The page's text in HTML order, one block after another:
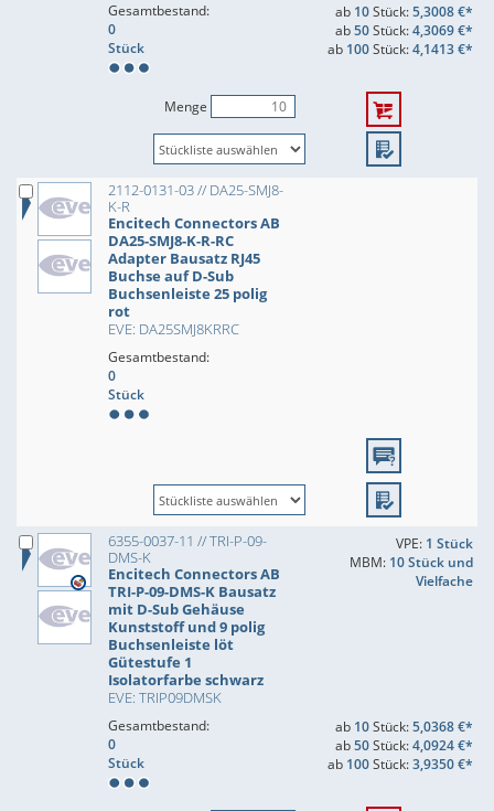
Gesamtbestand:
0
Stück
ab 10Stück:5,3008 €*
ab50Stück:4,3069 €*
ab 100Stück:4,1413 €*
Menge
2112-0131-03 // DA25-SMJ8-
K-R
Encitech Connectors AB
DA25-SMJ8-K-R-RC
Adapter Bausatz RJ45
Buchse auf D-Sub
Buchsenleiste 25 polig
rot
EVE: DA25SMJ8KRRC
Gesamtbestand:
0
Stück
6355-0037-11 // TRI-P-09-
DMS-K
Encitech Connectors AB
TRI-P-09-DMS-K Bausatz
mit D-Sub Gehäuse
Kunststoff und 9 polig
Buchsenleiste löt
Gütestufe 1
Isolatorfarbe schwarz
EVE: TRIP09DMSK
VPE: 1 Stück
MBM: 10 Stück und
Vielfache
Gesamtbestand:
0
Stück
ab 10Stück:5,0368 €*
ab50Stück:4,0924 €*
ab 100Stück:3,9350 €*